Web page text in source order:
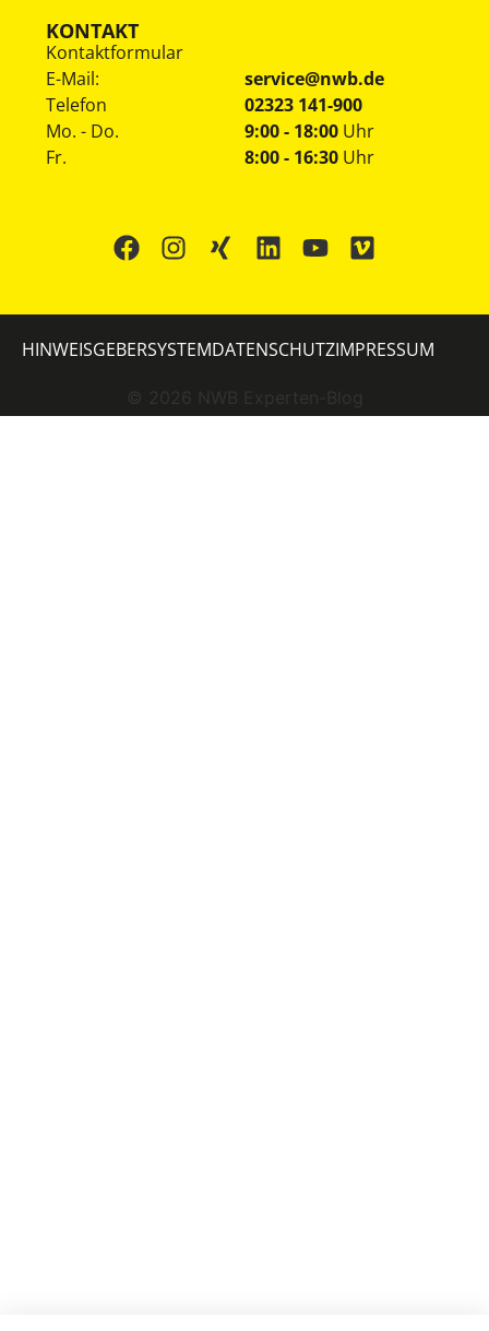
KONTAKT
Kontaktformular
E-Mail:
service@nwb.de
Telefon
02323 141-900
Mo. - Do.
Fr.
9:00 - 18:00 Uhr
8:00 - 16:30 Uhr
© 2026 NWB Experten-Blog
HINWEISGEBERSYSTEMDATENSCHUTZIMPRESSUM